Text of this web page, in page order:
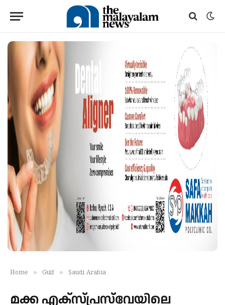
Home » Gulf » Saudi Arabia
മക്ക എക്‌സ്പ്രസ്‌വേയിലെ